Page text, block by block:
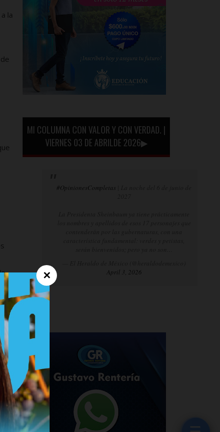
la
×
MI COLUMNA CON VALOR Y CON VERDAD. |
VIERNES 03 DE ABRILDE 2026▶
#OpinionesCompletas
April 3, 2026